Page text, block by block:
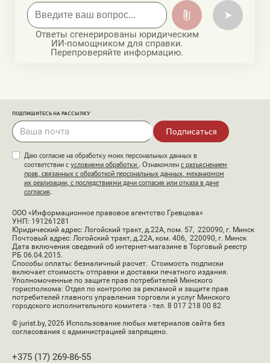
➤
Ответы сгенерированы юридическим
ИИ-помощником для справки.
Перепроверяйте информацию.
ПОДПИШИТЕСЬ НА РАССЫЛКУ
Подписаться
Даю согласие на обработку моих персональных данных в
соответствии с условиями обработки . Ознакомлен с разъяснением
прав, связанных с обработкой персональных данных, механизмом
их реализации, с последствиями дачи согласия или отказа в даче
согласия.
ООО «Информационное правовое агентство Гревцова»
УНП: 191261281
Юридический адрес: Логойский тракт, д.22А, пом. 57, 220090, г. Минск
Почтовый адрес: Логойский тракт, д.22А, ком. 406, 220090, г. Минск
Дата включения сведений об интернет-магазине в Торговый реестр
РБ 06.04.2015.
Способы оплаты: безналичный расчет. Стоимость подписки
включает стоимость отправки и доставки печатного издания.
Уполномоченные по защите прав потребителей Минского
горисполкома: Отдел по контролю за рекламой и защите прав
потребителей главного управления торговли и услуг Минского
городского исполнительного комитета - тел. 8 017 218 00 82
© jurist.by, 2026 Использование любых материалов сайта без
согласования с администрацией запрещено.
+375 (17) 269-86-55